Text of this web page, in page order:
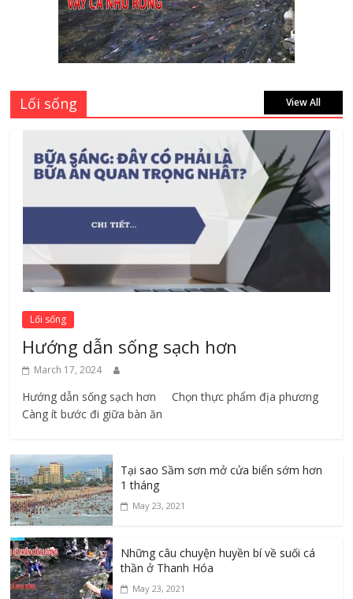
Bảng giá vách ngăn nhôm kính cửa lùa
Siêu Rẻ mới nhất 2026 – Chất lượng cực
đỉnh
August 7, 2026
Lối sống View All
Lối sống
Hướng dẫn sống sạch hơn
March 17, 2024
Hướng dẫn sống sạch hơn Chọn thực phẩm địa phương ​
Càng ít bước đi giữa bàn ăn
Tại sao Sầm sơn mở cửa biển sớm hơn
1 tháng
May 23, 2021
Những câu chuyện huyền bí về suối cá
thần ở Thanh Hóa
May 23, 2021